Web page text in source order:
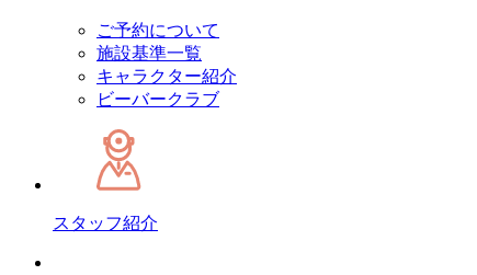
ご予約について
施設基準一覧
キャラクター紹介
ビーバークラブ
スタッフ紹介